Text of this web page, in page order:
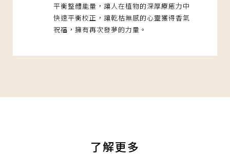
平衡整體能量，讓人在植物的深厚療癒力中
快速平衡校正，讓乾枯無感的心靈獲得香氣
祝福，擁有再次發夢的力量。
了解更多